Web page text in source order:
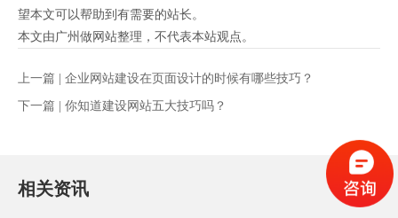
望本文可以帮助到有需要的站长。
本文由广州做网站整理，不代表本站观点。
上一篇 | 企业网站建设在页面设计的时候有哪些技巧？
下一篇 | 你知道建设网站五大技巧吗？
相关资讯